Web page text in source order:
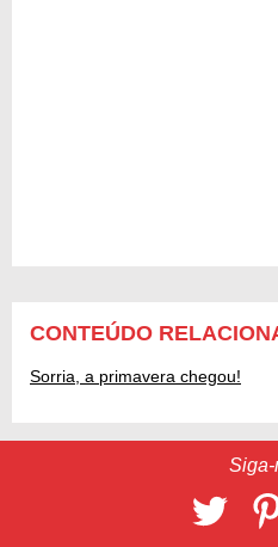
CONTEÚDO
Sorria, a primavera chegou!
Siga-